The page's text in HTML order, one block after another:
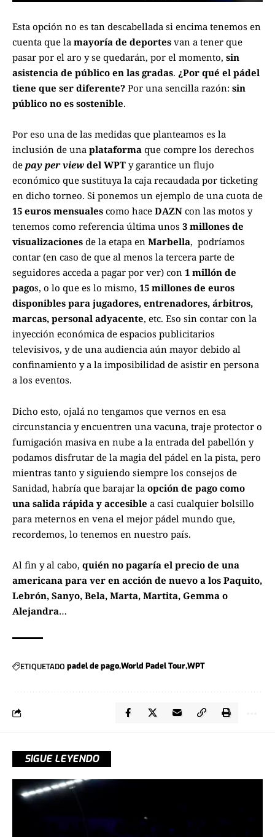
Esta opción no es tan descabellada si encima tenemos en
cuenta que la mayoría de deportes van a tener que
pasar por el aro y se quedarán, por el momento, sin
asistencia de público en las gradas. ¿Por qué el pádel
tiene que ser diferente? Por una sencilla razón: sin
público no es sostenible.
Por eso una de las medidas que planteamos es la
inclusión de una plataforma que compre los derechos
de pay per view del WPT y garantice un flujo
económico que sustituya la caja recaudada por ticketing
en dicho torneo. Si ponemos un ejemplo de una cuota de
15 euros mensuales como hace DAZN con las motos y
tenemos como referencia última unos 3 millones de
visualizaciones de la etapa en Marbella, podríamos
contar (en caso de que al menos la tercera parte de
seguidores acceda a pagar por ver) con 1 millón de
pagos, o lo que es lo mismo, 15 millones de euros
disponibles para jugadores, entrenadores, árbitros,
marcas, personal adyacente, etc. Eso sin contar con la
inyección económica de espacios publicitarios
televisivos, y de una audiencia aún mayor debido al
confinamiento y a la imposibilidad de asistir en persona
a los eventos.
Dicho esto, ojalá no tengamos que vernos en esa
circunstancia y encuentren una vacuna, traje protector o
fumigación masiva en nube a la entrada del pabellón y
podamos disfrutar de la magia del pádel en la pista, pero
mientras tanto y siguiendo siempre los consejos de
Sanidad, habría que barajar la opción de pago como
una salida rápida y accesible a casi cualquier bolsillo
para meternos en vena el mejor pádel mundo que,
recordemos, lo tenemos en nuestro país.
Al fin y al cabo, quién no pagaría el precio de una
americana para ver en acción de nuevo a los Paquito,
Lebrón, Sanyo, Bela, Marta, Martita, Gemma o
Alejandra…
ETIQUETADO padel de pagoWorld Padel TourWPT
SIGUE LEYENDO